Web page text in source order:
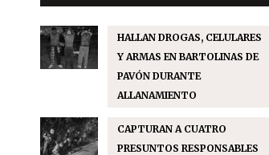
HALLAN DROGAS, CELULARES
Y ARMAS EN BARTOLINAS DE
PAVÓN DURANTE
ALLANAMIENTO
CAPTURAN A CUATRO
PRESUNTOS RESPONSABLES